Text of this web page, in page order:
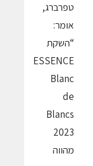
טפרברג,
אומר:
“השקת
ESSENCE
Blanc
de
Blancs
2023
מהווה